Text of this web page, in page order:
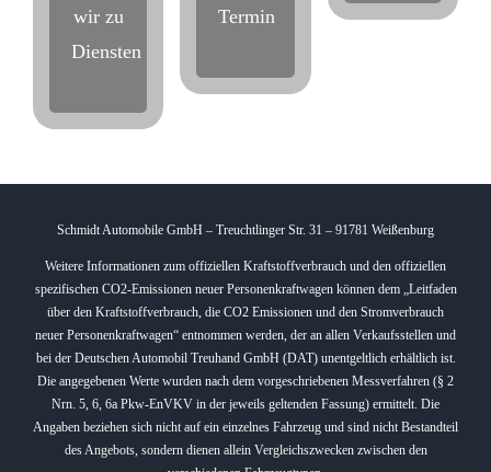
wir zu
Diensten
Termin
Schmidt Automobile GmbH – Treuchtlinger Str. 31 – 91781 Weißenburg
Weitere Informationen zum offiziellen Kraftstoffverbrauch und den offiziellen
spezifischen CO2-Emissionen neuer Personenkraftwagen können dem „Leitfaden
über den Kraftstoffverbrauch, die CO2 Emissionen und den Stromverbrauch
neuer Personenkraftwagen“ entnommen werden, der an allen Verkaufsstellen und
bei der Deutschen Automobil Treuhand GmbH (DAT) unentgeltlich erhältlich ist.
Die angegebenen Werte wurden nach dem vorgeschriebenen Messverfahren (§ 2
Nrn. 5, 6, 6a Pkw-EnVKV in der jeweils geltenden Fassung) ermittelt. Die
Angaben beziehen sich nicht auf ein einzelnes Fahrzeug und sind nicht Bestandteil
des Angebots, sondern dienen allein Vergleichszwecken zwischen den